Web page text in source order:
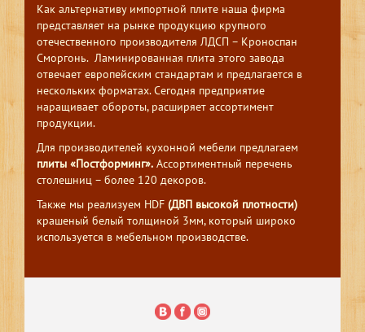
Как альтернативу импортной плите наша фирма
представляет на рынке продукцию крупного
отечественного производителя ЛДСП – Кроноспан
Сморгонь. Ламинированная плита этого завода
отвечает европейским стандартам и предлагается в
нескольких форматах. Сегодня предприятие
наращивает обороты, расширяет ассортимент
продукции.
Для производителей кухонной мебели предлагаем
плиты «Постформинг». Ассортиментный перечень
столешниц – более 120 декоров.
Также мы реализуем HDF (ДВП высокой плотности)
крашеный белый толщиной 3мм, который широко
используется в мебельном производстве.